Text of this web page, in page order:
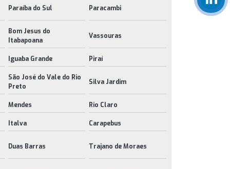
Paraíba do Sul Paracambi
Bom Jesus do
Itabapoana
Vassouras
Iguaba Grande Piraí
São José do Vale do Rio
Preto
Silva Jardim
Mendes Rio Claro
Italva Carapebus
Duas Barras Trajano de Moraes